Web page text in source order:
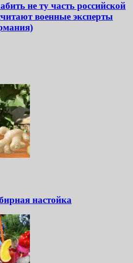
не ту часть российской
военные эксперты
настойка